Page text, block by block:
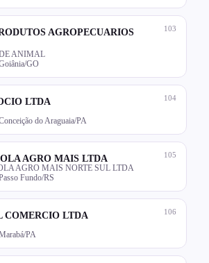
103
AGROPECUARIOS
ANIMAL
GO
104
LTDA
do Araguaia/PA
105
AGRO MAIS LTDA
AGRO MAIS NORTE SUL LTDA
Fundo/RS
106
COMERCIO LTDA
PA